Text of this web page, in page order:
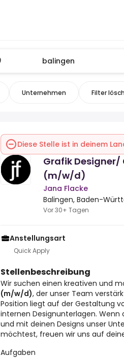
Unternehmen Filter
Diese Stelle ist in deinem
Grafik
(m/w/d)
Jana Flacke
Balingen, Baden-
Vor 30+ Tagen
Anstellungsart
Quick Apply
Stellenbeschreibung
Wir suchen einen kreativen und
(m/w/d), der unser Team
Position liegt auf der Gestaltung
internen Designunterlagen. Wenn
und mit deinen Designs unser
möchtest, freuen wir uns auf
Aufgaben